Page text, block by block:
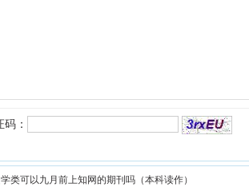
码：
类可以九月前上知网的期刊吗（本科读作）